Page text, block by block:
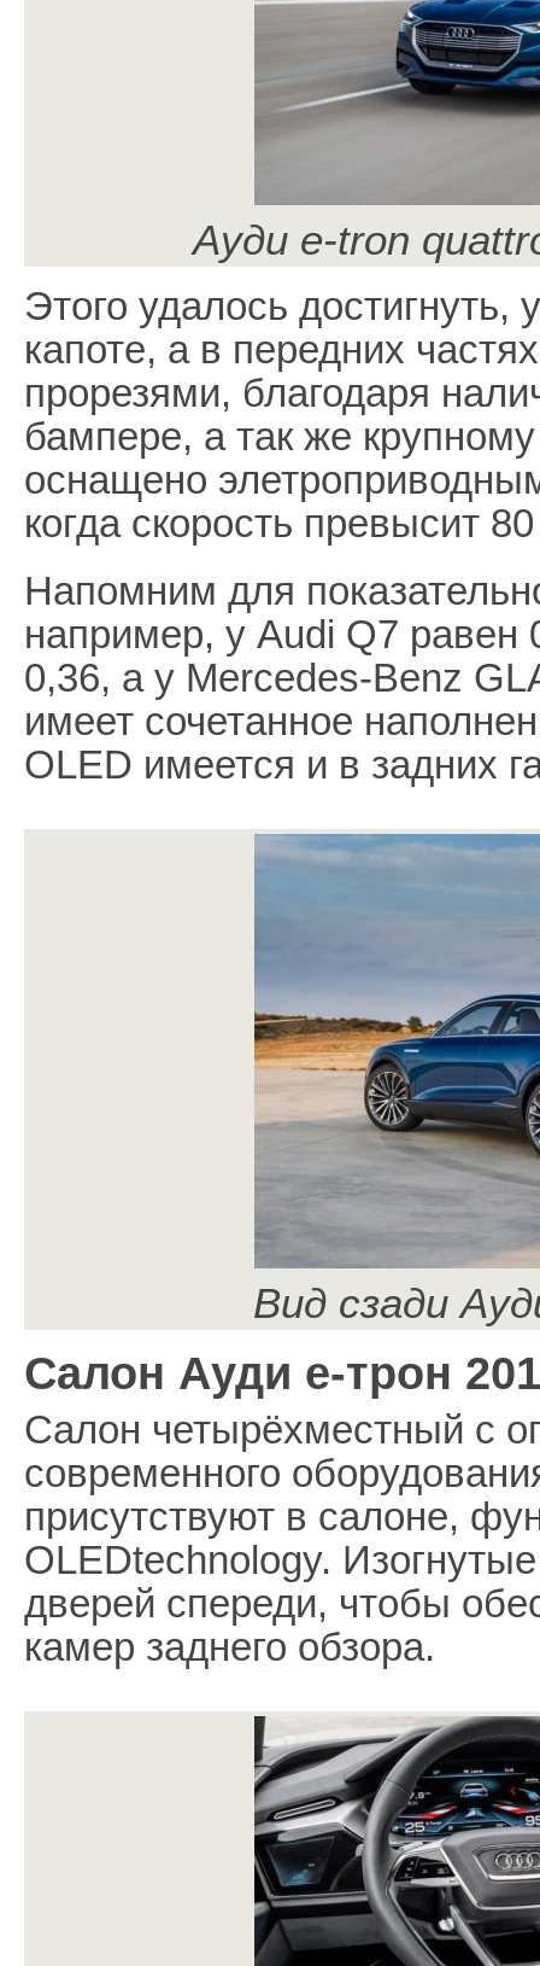
Ауди e-tron
Этого удалось
капоте, а в передних
прорезями, благодаря
бампере, а так же
оснащено
когда скорость превысит
Напомним для
например, у Audi Q7 равен
0,36, а у Mercedes-Benz
имеет сочетанное
OLED имеется и в задних
Вид сзади
Салон Ауди е-трон
Салон четырёхместный с
современного
присутствуют в салоне,
OLEDtechnology.
дверей спереди, чтобы
камер заднего обзора.